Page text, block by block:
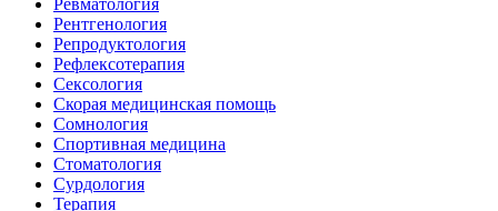
Ревматология
Рентгенология
Репродуктология
Рефлексотерапия
Сексология
Скорая медицинская помощь
Сомнология
Спортивная медицина
Стоматология
Сурдология
Терапия